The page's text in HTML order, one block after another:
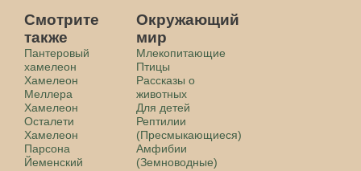
Смотрите
также
Пантеровый
хамелеон
Хамелеон
Меллера
Хамелеон
Осталети
Хамелеон
Парсона
Йеменский
Окружающий
мир
Млекопитающие
Птицы
Рассказы о
животных
Для детей
Рептилии
(Пресмыкающиеся)
Амфибии
(Земноводные)